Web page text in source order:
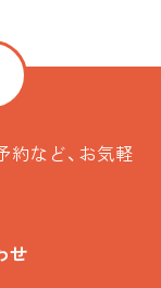
約など、お気軽
せ